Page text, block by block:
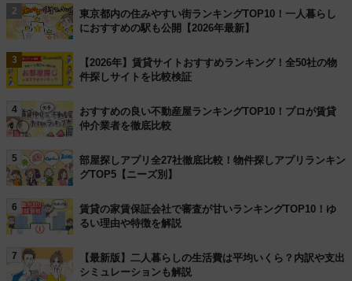
2
東京都内の住みやすい街ランキングTOP10！一人暮らし
におすすめの駅も公開【2026年最新】
3
【2026年】賃貸サイトおすすめランキング！全50社の物
件探しサイトを比較検証
4
おすすめの良い不動産屋ランキングTOP10！プロが賃貸
仲介業者を徹底比較
5
部屋探しアプリ全27社徹底比較！物件探しアプリランキン
グTOP5【ニーズ別】
6
賃貸の家賃保証会社で審査が甘いランキングTOP10！ゆ
るい理由や特徴を解説
7
【最新版】二人暮らしの生活費は平均いくら？内訳や支出
シミュレーションも解説